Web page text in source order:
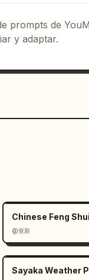
prompts de
y adaptar.
Chinese Feng
@壹新
Sayaka Weather